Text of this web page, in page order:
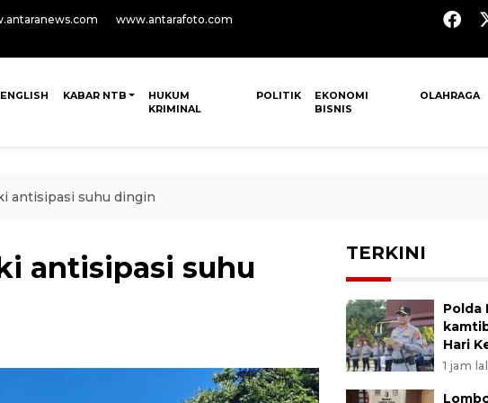
www.antarafoto.com
ENGLISH KABAR NTB
HUKUM
KRIMINAL
POLITIK
EKONOMI
BISNIS
OLAHRAGA
antisipasi suhu dingin
antisipasi suhu
TERKINI
Polda
Hari
1 jam